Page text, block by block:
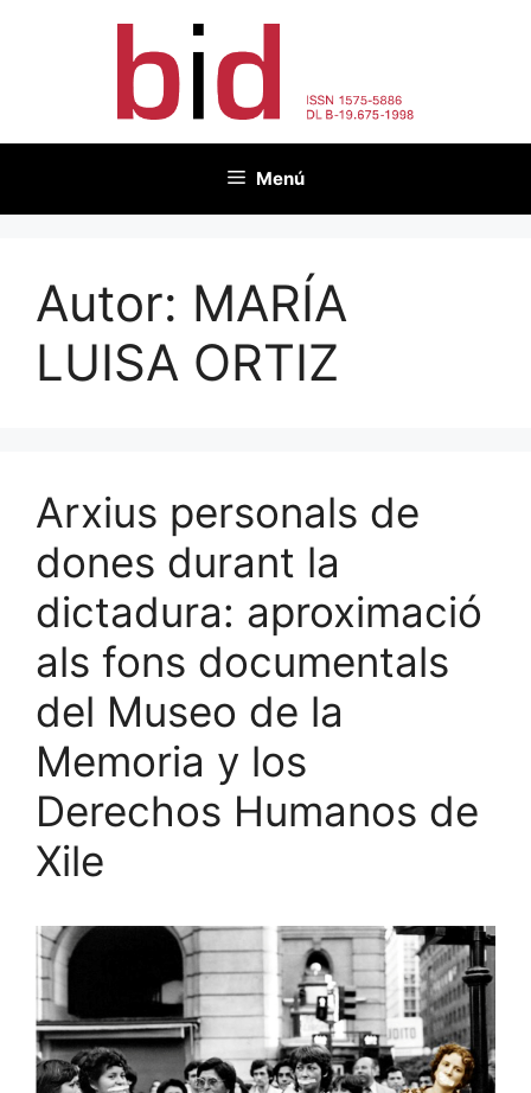
Menú
Autor: MARÍA
LUISA ORTIZ
Arxius personals de
dones durant la
dictadura: aproximació
als fons documentals
del Museo de la
Memoria y los
Derechos Humanos de
Xile